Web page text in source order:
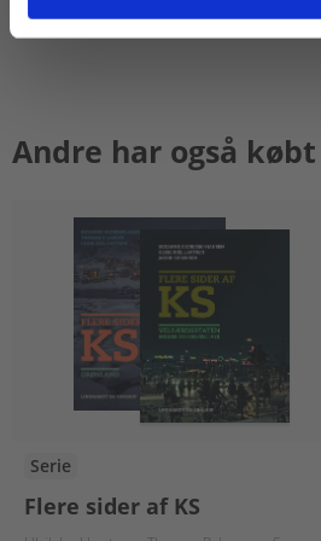
Andre har også købt
Serie
Flere sider af KS